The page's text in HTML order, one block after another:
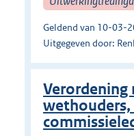
Geldend van 10-03-
Uitgegeven door:
Verordening
wethouders,